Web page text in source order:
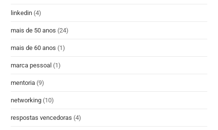
linkedin (4)
mais de 50 anos (24)
mais de 60 anos (1)
marca pessoal (1)
mentoria (9)
networking (10)
respostas vencedoras (4)